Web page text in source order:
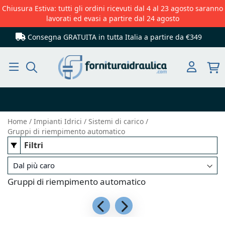
Chiusura Estiva: tutti gli ordini ricevuti dal 4 al 23 agosto saranno
lavorati ed evasi a partire dal 24 agosto
Consegna GRATUITA in tutta Italia a partire da €349
Home Impianti Idrici
Sistemi di carico
Gruppi di riempimento automatico
Gruppi di riempimento automatico
Filtri